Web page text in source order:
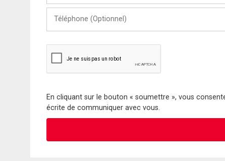
(Optionnel)
En cliquant sur le bouton « soumettre », vous
écrite de communiquer avec vous.